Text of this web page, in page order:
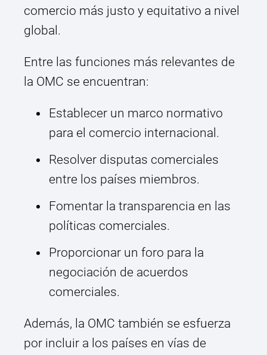
comercio más justo y equitativo a nivel
global.
Entre las funciones más relevantes de
la OMC se encuentran:
Establecer un marco normativo
para el comercio internacional.
Resolver disputas comerciales
entre los países miembros.
Fomentar la transparencia en las
políticas comerciales.
Proporcionar un foro para la
negociación de acuerdos
comerciales.
Además, la OMC también se esfuerza
por incluir a los países en vías de